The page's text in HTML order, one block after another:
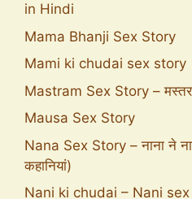
in Hindi
Mama Bhanji Sex Story
Mami ki chudai sex story
Mastram Sex Story –
Mausa Sex Story
Nana Sex Story – नाना ने
कहानियां)
Nani ki chudai – Nani